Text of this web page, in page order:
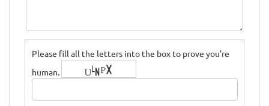
Please fill all the letters into the box to prove you're
human.